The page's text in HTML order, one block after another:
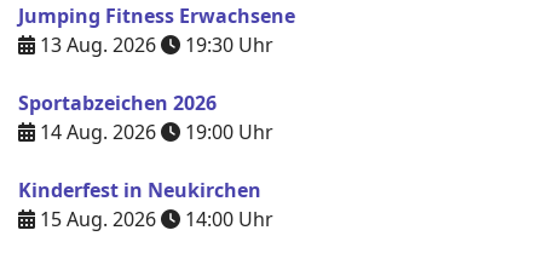
Jumping Fitness Erwachsene
13 Aug. 2026
19:30 Uhr
Sportabzeichen 2026
14 Aug. 2026
19:00 Uhr
Kinderfest in Neukirchen
15 Aug. 2026
14:00 Uhr